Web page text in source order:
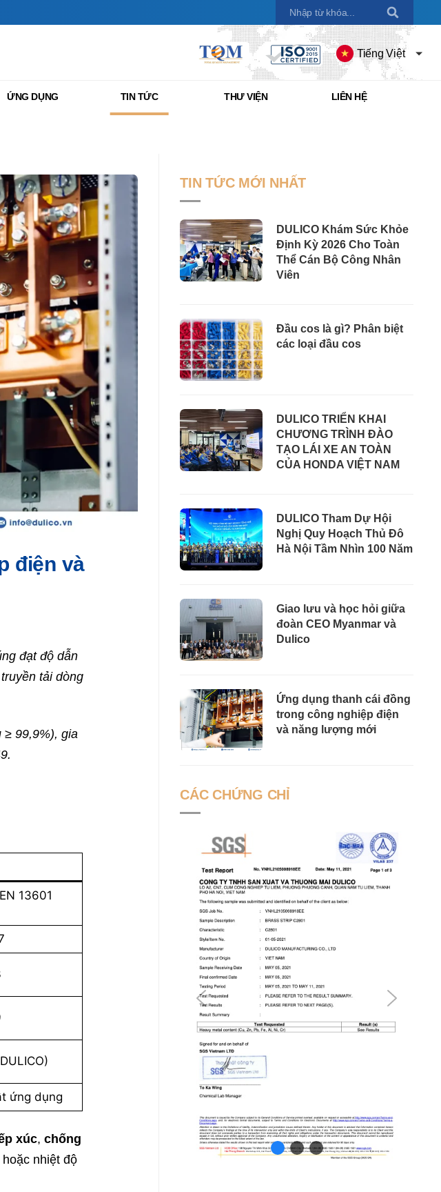
Tiếng Việt
ỨNG DỤNG TIN TỨC THƯ VIỆN LIÊN HỆ
điện và
đạt độ dẫn
tải dòng
≥ 99,9%), gia
13601
ứng dụng
xúc, chống
nhiệt độ
TIN TỨC MỚI NHẤT
DULICO Khám Sức Khỏe
Định Kỳ 2026 Cho Toàn
Thể Cán Bộ Công Nhân
Viên
Đầu cos là gì? Phân biệt
các loại đầu cos
DULICO TRIỂN KHAI
CHƯƠNG TRÌNH ĐÀO
TẠO LÁI XE AN TOÀN
CỦA HONDA VIỆT NAM
DULICO Tham Dự Hội
Nghị Quy Hoạch Thủ Đô
Hà Nội Tầm Nhìn 100 Năm
Giao lưu và học hỏi giữa
đoàn CEO Myanmar và
Dulico
Ứng dụng thanh cái đồng
trong công nghiệp điện
và năng lượng mới
CÁC CHỨNG CHỈ